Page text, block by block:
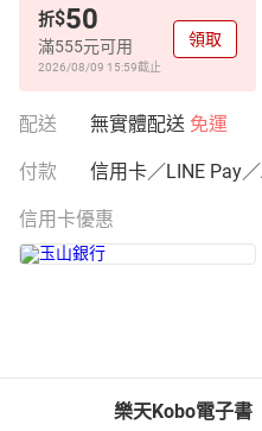
折$50
滿555元可用
2026/08/09 15:59截止
領取
配送 無實體配送 免運
付款 信用卡／LINE Pay
信用卡優惠
樂天Kobo電子書